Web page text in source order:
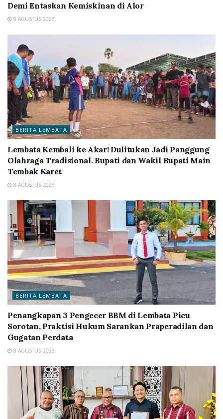
Demi Entaskan Kemiskinan di Alor
9 AGUSTUS 2026
BERITA LEMBATA
Lembata Kembali ke Akar! Dulitukan Jadi Panggung
Olahraga Tradisional. Bupati dan Wakil Bupati Main
Tembak Karet
8 AGUSTUS 2026
BERITA LEMBATA
Penangkapan 3 Pengecer BBM di Lembata Picu
Sorotan, Praktisi Hukum Sarankan Praperadilan dan
Gugatan Perdata
8 AGUSTUS 2026